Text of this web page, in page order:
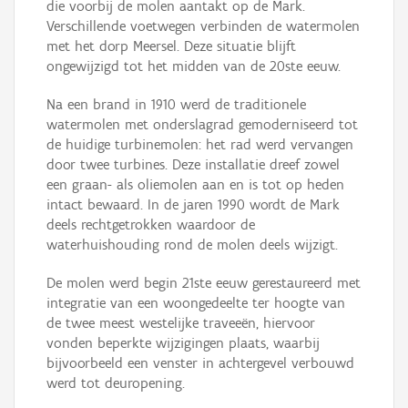
die voorbij de molen aantakt op de Mark.
Verschillende voetwegen verbinden de watermolen
met het dorp Meersel. Deze situatie blijft
ongewijzigd tot het midden van de 20ste eeuw.
Na een brand in 1910 werd de traditionele
watermolen met onderslagrad gemoderniseerd tot
de huidige turbinemolen: het rad werd vervangen
door twee turbines. Deze installatie dreef zowel
een graan- als oliemolen aan en is tot op heden
intact bewaard. In de jaren 1990 wordt de Mark
deels rechtgetrokken waardoor de
waterhuishouding rond de molen deels wijzigt.
De molen werd begin 21ste eeuw gerestaureerd met
integratie van een woongedeelte ter hoogte van
de twee meest westelijke traveeën, hiervoor
vonden beperkte wijzigingen plaats, waarbij
bijvoorbeeld een venster in achtergevel verbouwd
werd tot deuropening.